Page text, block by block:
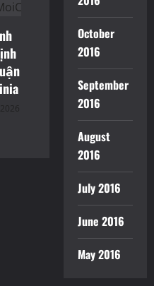
October
2016
September
2016
August
2016
July 2016
June 2016
May 2016